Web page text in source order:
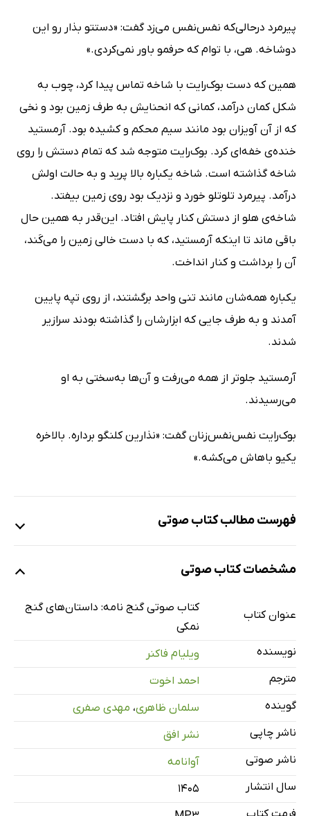
پیرمرد درحالی‌که نفس‌نفس می‌زد گفت: «دستتو بذار رو این
دوشاخه. هی، با توام که حرفمو باور نمی‌کردی.»
همین ‌که دست بوک‌رایت با شاخه تماس پیدا کرد، چوب به
شکل کمان درآمد، کمانی که انحنایش به طرف زمین بود و نخی
که از آن آویزان بود مانند سیم محکم و کشیده بود. آرمستید
خنده‌ی خفه‌ای کرد. بوک‌رایت متوجه شد که تمام دستش را روی
شاخه گذاشته است. شاخه یکباره بالا پرید و به حالت اولش
درآمد. پیرمرد تلوتلو خورد و نزدیک بود روی زمین بیفتد.
شاخه‌ی هلو از دستش کنار پایش افتاد. این‌قدر به همین حال
باقی ماند تا اینکه آرمستید، که با دست خالی زمین را می‌کَند،
آن را برداشت و کنار انداخت.
یکباره همه‌شان مانند تنی واحد برگشتند، از روی تپه پایین
آمدند و به طرف جایی که ابزارشان را گذاشته بودند سرازیر
شدند.
آرمستید جلوتر از همه می‌رفت و آن‌ها به‌سختی به او
می‌رسیدند.
بوک‌رایت نفس‌نفس‌زنان گفت: «نذارین کلنگو برداره. بالاخره
یکیو باهاش می‌کشه.»
فهرست مطالب کتاب صوتی
نمونه‌ی یک
نمونه‌ی دو
نمونه‌ی سه
گنج نمکی
گنج ـ قسمت اول
گنج ـ قسمت دوم
مشخصات کتاب صوتی
عنوان کتاب
کتاب صوتی گنج نامه: داستان‌های گنج
نمکی
نویسنده
ویلیام فاکنر
مترجم
احمد اخوت
گوینده
سلمان ظاهری، مهدی صفری
ناشر چاپی
نشر افق
ناشر صوتی
آوانامه
سال انتشار
۱۴۰۵